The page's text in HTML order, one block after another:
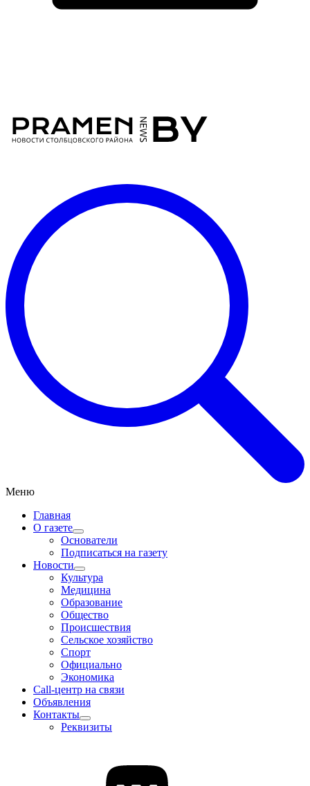
Меню
Главная
О газете
Основатели
Подписаться на газету
Новости
Культура
Медицина
Образование
Общество
Происшествия
Сельское хозяйство
Спорт
Официально
Экономика
Call-центр на связи
Объявления
Контакты
Реквизиты